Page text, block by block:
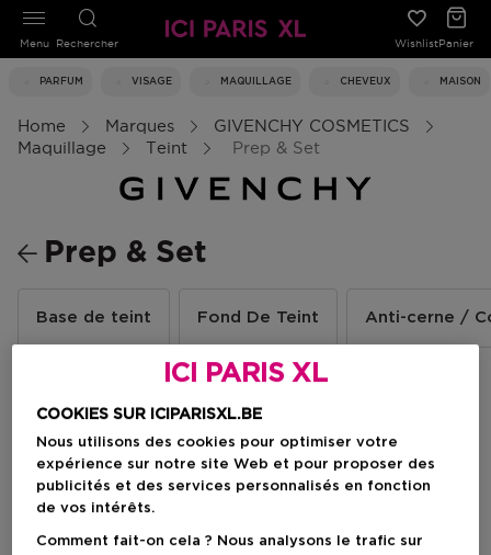
Rechercher WishlistPanier
PARFUM VISAGE MAQUILLAGE CHEVEUX MAISON
Menu
Home Marques
GIVENCHY COSMETICS
Maquillage
Teint Prep & Set
Prep & Set
Base de teint Fond De Teint Anti-cerne /
Filtrer
-7%
ICI PARIS XL
COOKIES SUR ICIPARISXL.BE
Nous utilisons des cookies pour optimiser votre
expérience sur notre site Web et pour proposer des
publicités et des services personnalisés en fonction
de vos intérêts.
Comment fait-on cela ? Nous analysons le trafic sur